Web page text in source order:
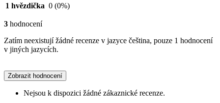
1 hvězdička 0 (0%)
3 hodnocení
Zatím neexistují žádné recenze v jazyce čeština, pouze 1 hodnocení
v jiných jazycích.
Zobrazit hodnocení
Nejsou k dispozici žádné zákaznické recenze.